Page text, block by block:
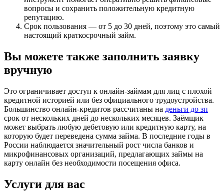
вопросы и сохранить положительную кредитную
репутацию.
Срок пользования — от 5 до 30 дней, поэтому это самый
настоящий краткосрочный займ.
Вы можете также заполнить заявку
вручную
Это ограничивает доступ к онлайн-займам для лиц с плохой
кредитной историей или без официального трудоустройства.
Большинство онлайн-кредитов рассчитаны на деньги до зп
срок от нескольких дней до нескольких месяцев. Заёмщик
может выбрать любую дебетовую или кредитную карту, на
которую будет переведена сумма займа. В последние годы в
России наблюдается значительный рост числа банков и
микрофинансовых организаций, предлагающих займы на
карту онлайн без необходимости посещения офиса.
Услуги для вас